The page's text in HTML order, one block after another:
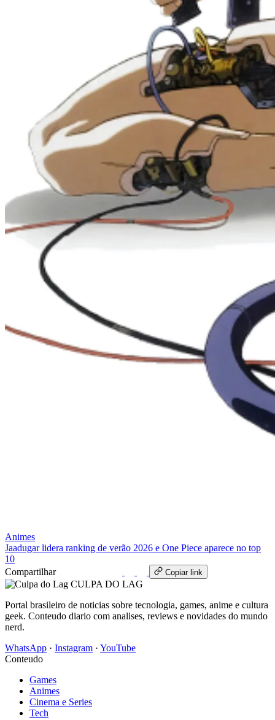
Animes
Jaadugar lidera ranking de verão 2026 e One Piece aparece no top
10
Compartilhar
Copiar link
CULPA DO LAG
Portal brasileiro de noticias sobre tecnologia, games, anime e cultura
geek. Conteudo diario com analises, reviews e novidades do mundo
nerd.
WhatsApp · Instagram · YouTube
Conteudo
Games
Animes
Cinema e Series
Tech